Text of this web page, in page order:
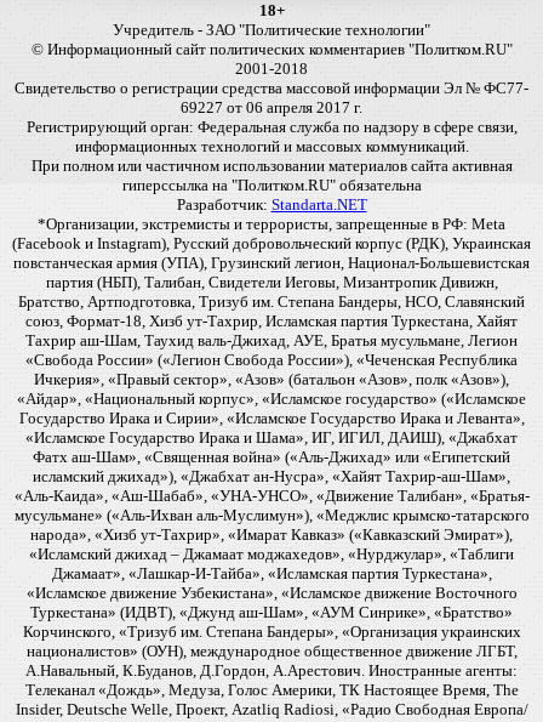
18+
Учредитель - ЗАО "Политические технологии"
© Информационный сайт политических комментариев "Политком.RU"
2001-2018
Свидетельство о регистрации средства массовой информации Эл № ФС77-
69227 от 06 апреля 2017 г.
Регистрирующий орган: Федеральная служба по надзору в сфере связи,
информационных технологий и массовых коммуникаций.
При полном или частичном использовании материалов сайта активная
гиперссылка на "Политком.RU" обязательна
Разработчик: Standarta.NET
*Организации, экстремисты и террористы, запрещенные в РФ: Meta
(Facebook и Instagram), Русский добровольческий корпус (РДК), Украинская
повстанческая армия (УПА), Грузинский легион, Национал-Большевистская
партия (НБП), Талибан, Свидетели Иеговы, Мизантропик Дивижн,
Братство, Артподготовка, Тризуб им. Степана Бандеры, НСО, Славянский
союз, Формат-18, Хизб ут-Тахрир, Исламская партия Туркестана, Хайят
Тахрир аш-Шам, Таухид валь-Джихад, АУЕ, Братья мусульмане, Легион
«Свобода России» («Легион Свобода России»), «Чеченская Республика
Ичкерия», «Правый сектор», «Азов» (батальон «Азов», полк «Азов»),
«Айдар», «Национальный корпус», «Исламское государство» («Исламское
Государство Ирака и Сирии», «Исламское Государство Ирака и Леванта»,
«Исламское Государство Ирака и Шама», ИГ, ИГИЛ, ДАИШ), «Джабхат
Фатх аш-Шам», «Священная война» («Аль-Джихад» или «Египетский
исламский джихад»), «Джабхат ан-Нусра», «Хайят Тахрир-аш-Шам»,
«Аль-Каида», «Аш-Шабаб», «УНА-УНСО», «Движение Талибан», «Братья-
мусульмане» («Аль-Ихван аль-Муслимун»), «Меджлис крымско-татарского
народа», «Хизб ут-Тахрир», «Имарат Кавказ» («Кавказский Эмират»),
«Исламский джихад – Джамаат моджахедов», «Нурджулар», «Таблиги
Джамаат», «Лашкар-И-Тайба», «Исламская партия Туркестана»,
«Исламское движение Узбекистана», «Исламское движение Восточного
Туркестана» (ИДВТ), «Джунд аш-Шам», «АУМ Синрике», «Братство»
Корчинского, «Тризуб им. Степана Бандеры», «Организация украинских
националистов» (ОУН), международное общественное движение ЛГБТ,
А.Навальный, К.Буданов, Д.Гордон, А.Арестович. Иностранные агенты:
Телеканал «Дождь», Медуза, Голос Америки, ТК Настоящее Время, The
Insider, Deutsche Welle, Проект, Azatliq Radiosi, «Радио Свободная Европа/